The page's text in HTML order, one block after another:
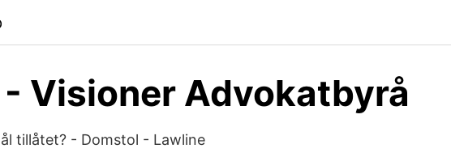
Visioner Advokatbyrå
tillåtet? - Domstol - Lawline